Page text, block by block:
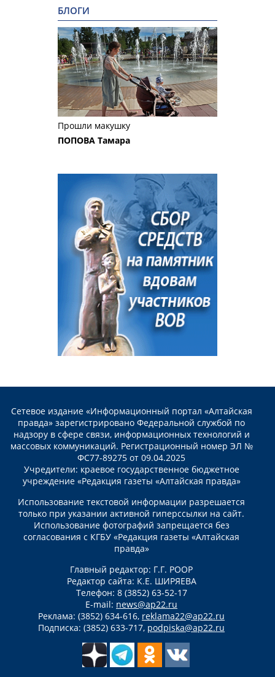
БЛОГИ
Прошли макушку
ПОПОВА Тамара
Сетевое издание «Информационный портал «Алтайская
правда» зарегистрировано Федеральной службой по
надзору в сфере связи, информационных технологий и
массовых коммуникаций. Регистрационный номер ЭЛ №
ФС77-89275 от 09.04.2025
Учредители: краевое государственное бюджетное
учреждение «Редакция газеты «Алтайская правда»
Использование текстовой информации разрешается
только при указании активной гиперссылки на сайт.
Использование фотографий запрещается без
согласования с КГБУ «Редакция газеты «Алтайская
правда»
Главный редактор: Г.Г. РООР
Редактор сайта: К.Е. ШИРЯЕВА
Телефон: 8 (3852) 63-52-17
E-mail: news@ap22.ru
Реклама: (3852) 634-616, reklama22@ap22.ru
Подписка: (3852) 633-717, podpiska@ap22.ru